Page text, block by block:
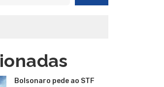
Bolsonaro pede ao STF